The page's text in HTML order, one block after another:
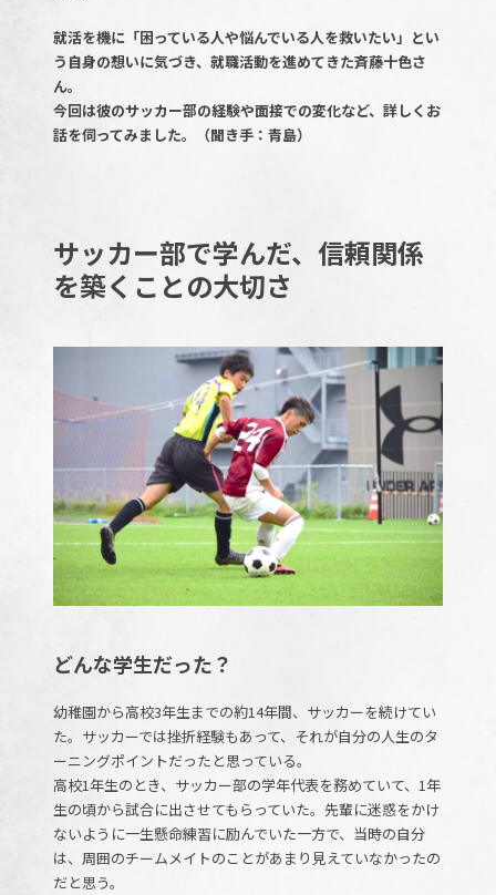
就活を機に「困っている人や悩んでいる人を救いたい」とい
う自身の想いに気づき、就職活動を進めてきた斉藤十色さ
ん。
今回は彼のサッカー部の経験や面接での変化など、詳しくお
話を伺ってみました。（聞き手：青島）
サッカー部で学んだ、信頼関係
を築くことの大切さ
どんな学生だった？
幼稚園から高校3年生までの約14年間、サッカーを続けてい
た。サッカーでは挫折経験もあって、それが自分の人生のタ
ーニングポイントだったと思っている。
高校1年生のとき、サッカー部の学年代表を務めていて、1年
生の頃から試合に出させてもらっていた。先輩に迷惑をかけ
ないように一生懸命練習に励んでいた一方で、当時の自分
は、周囲のチームメイトのことがあまり見えていなかったの
だと思う。